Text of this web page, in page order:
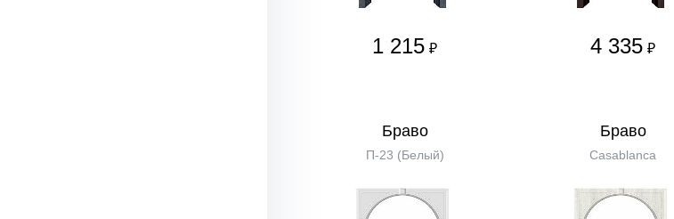
1 215 ₽ 4 335 ₽
Бравo
П-23 (Белый)
Бравo
Casablanca